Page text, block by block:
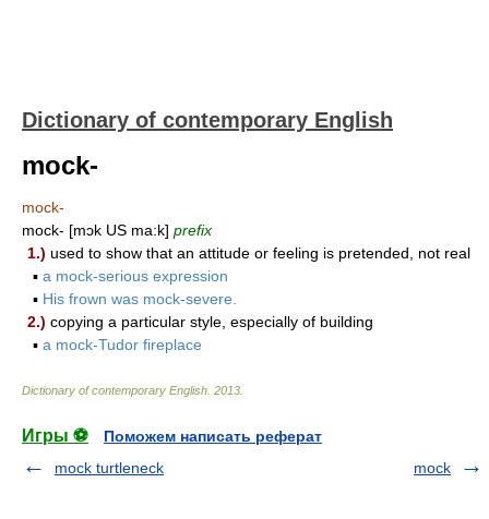
Dictionary of contemporary English
mock-
mock-
mock- [mɔk US ma:k] prefix
1.) used to show that an attitude or feeling is pretended, not real
▪ a mock-serious expression
▪ His frown was mock-severe.
2.) copying a particular style, especially of building
▪ a mock-Tudor fireplace
Dictionary of contemporary English 2013
Игры ⚽
Поможем написать реферат
mock turtleneck
mock